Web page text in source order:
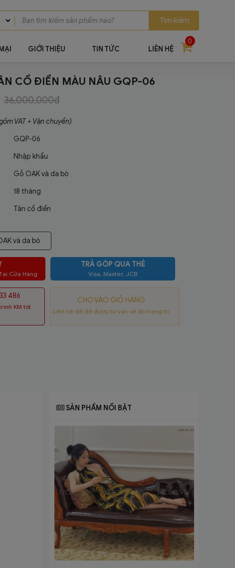
Tìm kiếm
GIỚI THIỆU TIN TỨC LIÊN HỆ
0
CỔ ĐIỂN MÀU NÂU GQP-06
36,000,000đ
VAT + Vận chuyển)
GQP-06
Nhập khẩu
Gỗ OAK và da bò
18 tháng
Tân cổ điển
và da bò
Cửa Hàng
TRẢ GÓP QUA THẺ
Visa, Master, JCB
486
KM tốt
CHO VÀO GIỎ HÀNG
Liên hệ để để được tư vấn về đồ trang trí
SẢN PHẨM NỔI BẬT